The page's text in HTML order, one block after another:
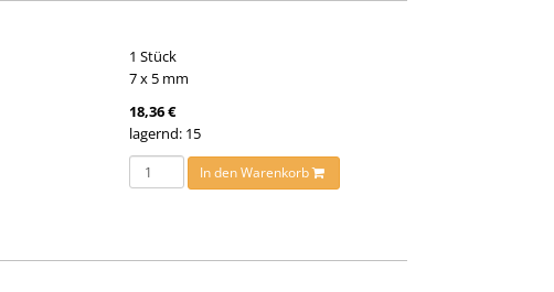
1 Stück
7 x 5 mm
18,36 €
lagernd: 15
In den Warenkorb